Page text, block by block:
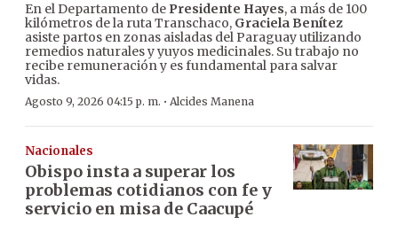
En el Departamento de Presidente Hayes, a más de 100
kilómetros de la ruta Transchaco, Graciela Benítez
asiste partos en zonas aisladas del Paraguay utilizando
remedios naturales y yuyos medicinales. Su trabajo no
recibe remuneración y es fundamental para salvar
vidas.
Agosto 9, 2026 04:15 p. m. · Alcides Manena
Nacionales
Obispo insta a superar los
problemas cotidianos con fe y
servicio en misa de Caacupé